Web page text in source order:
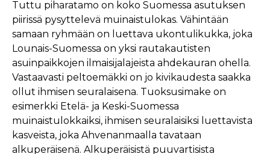
Tuttu piharatamo on koko Suomessa asutuksen
piirissä pysyttelevä muinaistulokas. Vähintään
samaan ryhmään on luettava ukontulikukka, joka
Lounais-Suomessa on yksi rautakautisten
asuinpaikkojen ilmaisijalajeista ahdekauran ohella.
Vastaavasti peltoemäkki on jo kivikaudesta saakka
ollut ihmisen seuralaisena. Tuoksusimake on
esimerkki Etelä- ja Keski-Suomessa
muinaistulokkaiksi, ihmisen seuralaisiksi luettavista
kasveista, joka Ahvenanmaalla tavataan
alkuperäisenä. Alkuperäisistä puuvartisista